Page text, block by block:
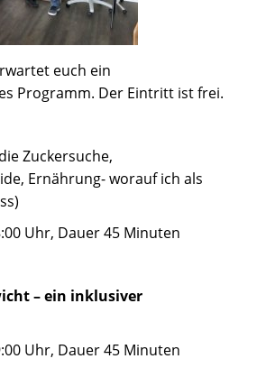
euch ein
Programm. Der Eintritt ist frei.
Zuckersuche,
Ernährung- worauf ich als
Uhr, Dauer 45 Minuten
– ein inklusiver
Uhr, Dauer 45 Minuten